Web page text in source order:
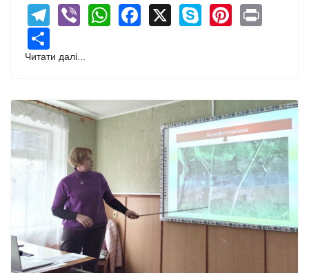
Telegram
ViberWhatsApp
Facebook
X Skype
Читати далі...